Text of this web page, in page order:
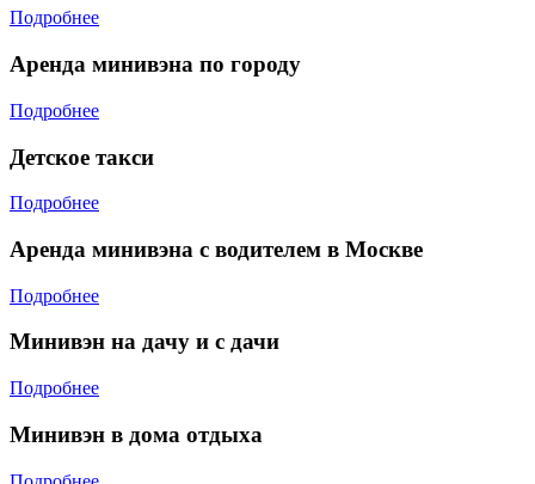
Подробнее
Аренда минивэна по городу
Подробнее
Детское такси
Подробнее
Аренда минивэна с водителем в Москве
Подробнее
Минивэн на дачу и с дачи
Подробнее
Минивэн в дома отдыха